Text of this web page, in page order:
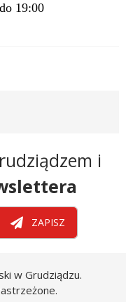
19:00
i
ZAPISZ
w Grudziądzu.